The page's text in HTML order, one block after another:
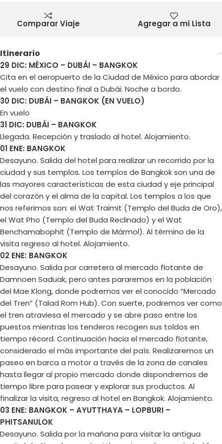
Comparar Viaje Agregar a mi Lista
Itinerario
29 DIC: MÉXICO – DUBÁI – BANGKOK
Cita en el aeropuerto de la Ciudad de México para abordar
el vuelo con destino final a Dubái. Noche a bordo.
30 DIC: DUBÁI – BANGKOK (EN VUELO)
En vuelo
31 DIC: DUBÁI – BANGKOK
Llegada. Recepción y traslado al hotel. Alojamiento.
01 ENE: BANGKOK
Desayuno. Salida del hotel para realizar un recorrido por la
ciudad y sus templos. Los templos de Bangkok son una de
las mayores características de esta ciudad y eje principal
del corazón y el alma de la capital. Los templos a los que
nos referimos son: el Wat Traimit (Templo del Buda de Oro),
el Wat Pho (Templo del Buda Reclinado) y el Wat
Benchamabophit (Templo de Mármol). Al término de la
visita regreso al hotel. Alojamiento.
02 ENE: BANGKOK
Desayuno. Salida por carretera al mercado flotante de
Damnoen Saduak, pero antes pararemos en la población
del Mae Klong, donde podremos ver el conocido “Mercado
del Tren” (Talad Rom Hub). Con suerte, podremos ver como
el tren atraviesa el mercado y se abre paso entre los
puestos mientras los tenderos recogen sus toldos en
tiempo récord. Continuación hacia el mercado flotante,
considerado el más importante del país. Realizaremos un
paseo en barca a motor a través de la zona de canales
hasta llegar al propio mercado donde dispondremos de
tiempo libre para pasear y explorar sus productos. Al
finalizar la visita, regreso al hotel en Bangkok. Alojamiento.
03 ENE: BANGKOK – AYUTTHAYA – LOPBURI –
PHITSANULOK
Desayuno. Salida por la mañana para visitar la antigua